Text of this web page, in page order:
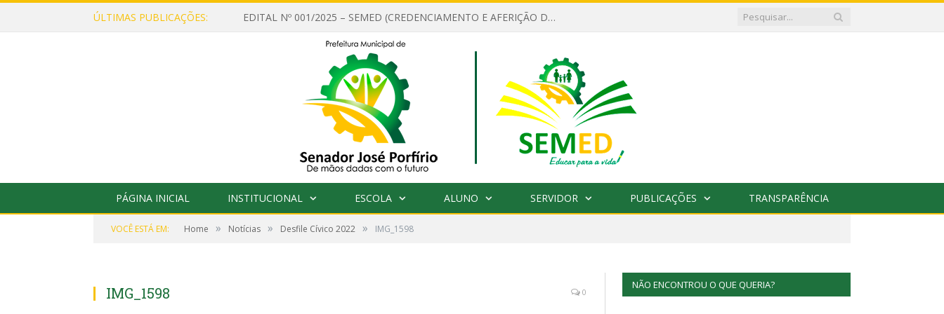
ÚLTIMAS PUBLICAÇÕES: EDITAL Nº 001/2025 – SEMED (CREDENCIAMENTO E AFERIÇÃO DE CRITÉRIOS TÉCNICOS DE MÉRITO E DESEMPENHO PARA PROVIMENTO DO CARGO OU FUNÇÃO DE GESTOR ESCOLAR DAS UNIDADES DE ENSINO DA REDE MUNICIPAL DE SENADOR JO)
PÁGINA INICIAL INSTITUCIONAL ESCOLA ALUNO SERVIDOR PUBLICAÇÕES TRANSPARÊNCIA
VOCÊ ESTÁ EM: Home » Notícias » Desfile Cívico 2022 » IMG_1598
IMG_1598 0
NÃO ENCONTROU O QUE QUERIA?